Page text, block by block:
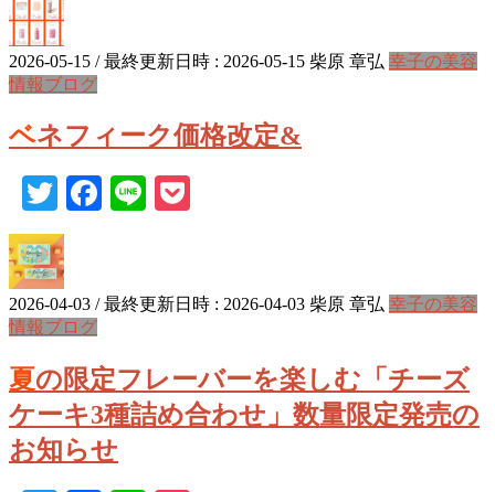
2026-05-15 / 最終更新日時 : 2026-05-15 柴原 章弘 幸子の美容
情報ブログ
ベネフィーク価格改定&
TwitterFacebook
Line
2026-04-03 / 最終更新日時 : 2026-04-03 柴原 章弘 幸子の美容
情報ブログ
夏の限定フレーバーを楽しむ「チーズ
ケーキ3種詰め合わせ」数量限定発売の
お知らせ